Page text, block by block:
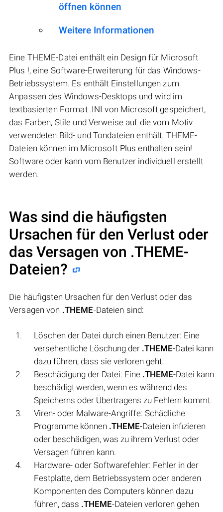
öffnen können
Weitere Informationen
Eine THEME-Datei enthält ein Design für Microsoft
Plus !, eine Software-Erweiterung für das Windows-
Betriebssystem. Es enthält Einstellungen zum
Anpassen des Windows-Desktops und wird im
textbasierten Format .INI von Microsoft gespeichert,
das Farben, Stile und Verweise auf die vom Motiv
verwendeten Bild- und Tondateien enthält. THEME-
Dateien können im Microsoft Plus enthalten sein!
Software oder kann vom Benutzer individuell erstellt
werden.
Was sind die häufigsten
Ursachen für den Verlust oder
das Versagen von .THEME-
Dateien?
Die häufigsten Ursachen für den Verlust oder das
Versagen von .THEME-Dateien sind:
Löschen der Datei durch einen Benutzer: Eine
versehentliche Löschung der .THEME-Datei kann
dazu führen, dass sie verloren geht.
Beschädigung der Datei: Eine .THEME-Datei kann
beschädigt werden, wenn es während des
Speicherns oder Übertragens zu Fehlern kommt.
Viren- oder Malware-Angriffe: Schädliche
Programme können .THEME-Dateien infizieren
oder beschädigen, was zu ihrem Verlust oder
Versagen führen kann.
Hardware- oder Softwarefehler: Fehler in der
Festplatte, dem Betriebssystem oder anderen
Komponenten des Computers können dazu
führen, dass .THEME-Dateien verloren gehen